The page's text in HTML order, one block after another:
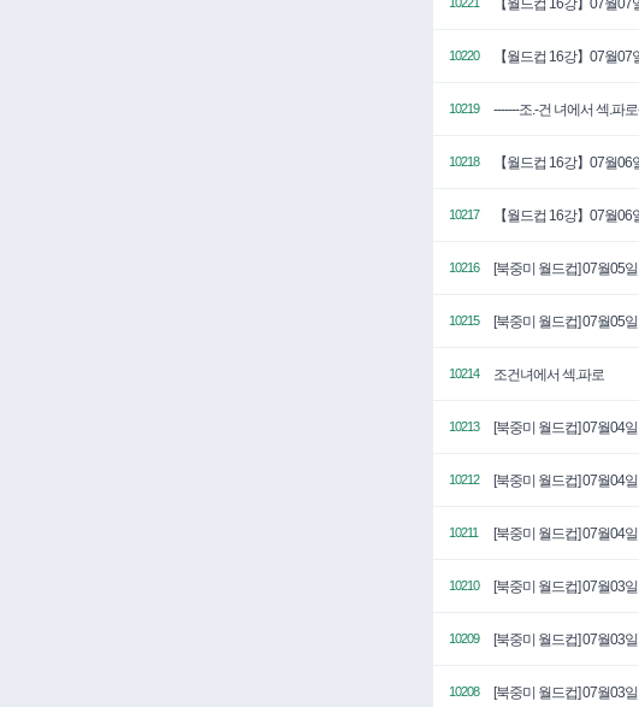
【월드컵 16강】07월
10220 【월드컵 16강】07월
10219 -------조.-건 녀에서 섹.파로
10218 【월드컵 16강】07월
10217 【월드컵 16강】07월
10216 [북중미 월드컵] 07월05
10215 [북중미 월드컵] 07월05
10214 조건녀에서 섹.파로
10213 [북중미 월드컵] 07월04
10212 [북중미 월드컵] 07월04
10211 [북중미 월드컵] 07월04
10210 [북중미 월드컵] 07월03
10209 [북중미 월드컵] 07월03
10208 [북중미 월드컵] 07월03